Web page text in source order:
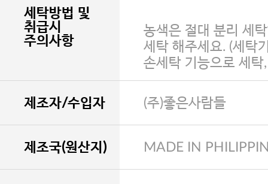
세탁방법 및
취급시
주의사항
농색은 절대 분리 세
세탁 해주세요. (세탁
손세탁 기능으로 세탁
제조자/수입자 (주)좋은사람들
제조국(원산지) MADE IN